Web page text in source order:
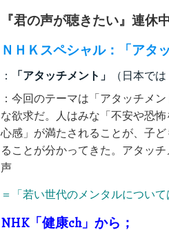
『君の声が聴きたい』連休
ＮＨＫスペシャル：「アタ
： 「アタッチメント」 （日本で
：今回のテーマは「アタッチメ
な欲求だ。人はみな「不安や恐
心感」が満たされることが、子
ることが分かってきた。アタッ
声
＝「若い世代のメンタルについ
NHK「健康ch」から；